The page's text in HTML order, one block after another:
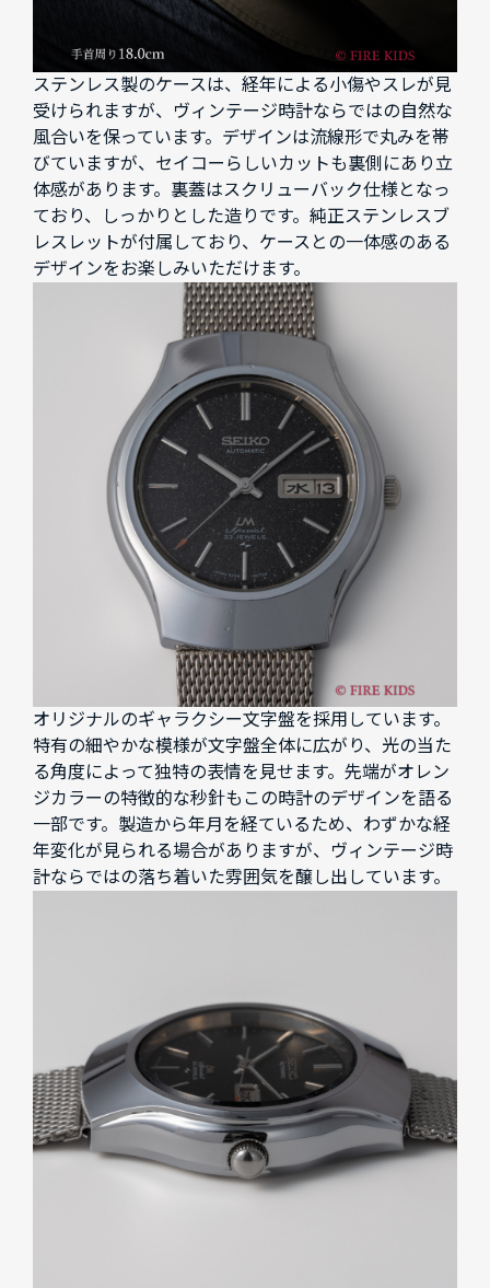
ステンレス製のケースは、経年による小傷やスレが見
受けられますが、ヴィンテージ時計ならではの自然な
風合いを保っています。デザインは流線形で丸みを帯
びていますが、セイコーらしいカットも裏側にあり立
体感があります。裏蓋はスクリューバック仕様となっ
ており、しっかりとした造りです。純正ステンレスブ
レスレットが付属しており、ケースとの一体感のある
デザインをお楽しみいただけます。
オリジナルのギャラクシー文字盤を採用しています。
特有の細やかな模様が文字盤全体に広がり、光の当た
る角度によって独特の表情を見せます。先端がオレン
ジカラーの特徴的な秒針もこの時計のデザインを語る
一部です。製造から年月を経ているため、わずかな経
年変化が見られる場合がありますが、ヴィンテージ時
計ならではの落ち着いた雰囲気を醸し出しています。